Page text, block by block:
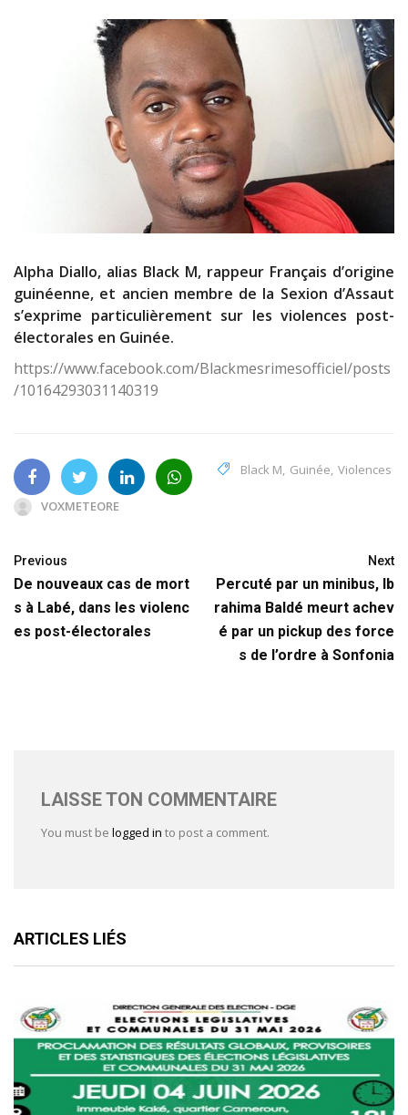
Alpha Diallo, alias Black M, rappeur Français d’origine
guinéenne, et ancien membre de la Sexion d’Assaut
s’exprime particulièrement sur les violences post-
électorales en Guinée.
https://www.facebook.com/Blackmesrimesofficiel/posts
/10164293031140319
Black M, Guinée, Violences
VOXMETEORE
Previous
De nouveaux cas de mort
s à Labé, dans les violenc
es post-électorales
Next
Percuté par un minibus, Ib
rahima Baldé meurt achev
é par un pickup des force
s de l’ordre à Sonfonia
LAISSE TON COMMENTAIRE
You must be logged in to post a comment.
ARTICLES LIÉS